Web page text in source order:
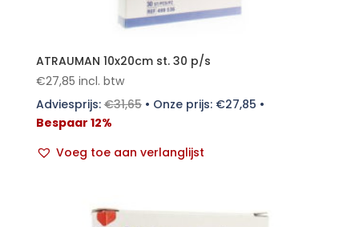
ATRAUMAN 10x20cm st. 30 p/s
€27,85 incl. btw
Adviesprijs:€31,65• Onze prijs: €27,85 •
Bespaar 12%
Voeg toe aan verlanglijst